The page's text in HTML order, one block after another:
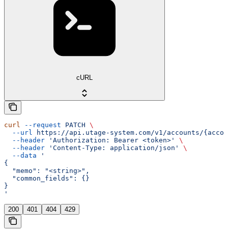
cURL
curl --request PATCH \
  --url
https://api.utage-system.com/v1/accounts/
  --header
'Authorization: Bearer <token>'
\
  --header
'Content-Type: application/json'
\
  --data
'
{
  "memo": "<string>",
  "common_fields": {}
}
'
200 401 404 429